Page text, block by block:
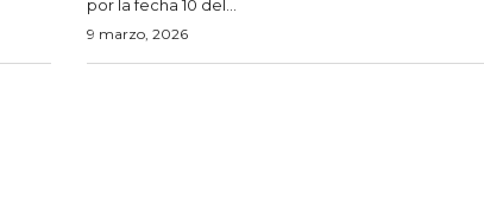
por la fecha 10 del...
9 marzo, 2026